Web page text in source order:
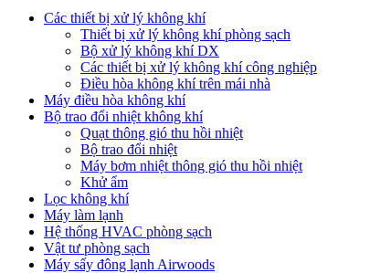
Các thiết bị xử lý không khí
Thiết bị xử lý không khí phòng sạch
Bộ xử lý không khí DX
Các thiết bị xử lý không khí công nghiệp
Điều hòa không khí trên mái nhà
Máy điều hòa không khí
Bộ trao đổi nhiệt không khí
Quạt thông gió thu hồi nhiệt
Bộ trao đổi nhiệt
Máy bơm nhiệt thông gió thu hồi nhiệt
Khử ẩm
Lọc không khí
Máy làm lạnh
Hệ thống HVAC phòng sạch
Vật tư phòng sạch
Máy sấy đông lạnh Airwoods